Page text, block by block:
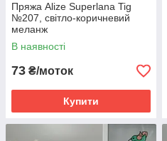
Пряжа Alize Superlana Tig
№207, світло-коричневий
меланж
В наявності
73 ₴/моток
Купити